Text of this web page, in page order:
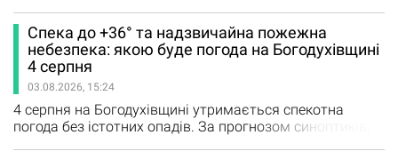
Куп'янського району. За даними слідства, улітку 2022
року чоловік добровільно обійняв посаду в незаконно
створеному органі влади. Як стало відомо з тексту
підозри, оприлюдненого на сайті Офісу Генерального
прокурора, з червня…
Спека до +36° та надзвичайна пожежна
небезпека: якою буде погода на Богодухівщині
4 серпня
03.08.2026, 15:24
4 серпня на Богодухівщині утримається спекотна
погода без істотних опадів. За прогнозом синоптиків,